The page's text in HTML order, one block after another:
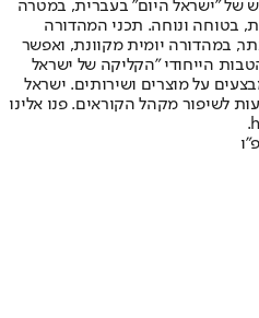
של "ישראל היום" בעברית, במטרה
בטוחה ונוחה. תכני המהדורה
במהדורה יומית מקוונת, ואפשר
הייחודי "הקליקה של ישראל
על מוצרים ושירותים. ישראל
לשיפור מקהל הקוראים. פנו אלינו